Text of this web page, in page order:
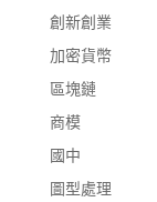
創新創業
加密貨幣
區塊鏈
商模
國中
圖型處理